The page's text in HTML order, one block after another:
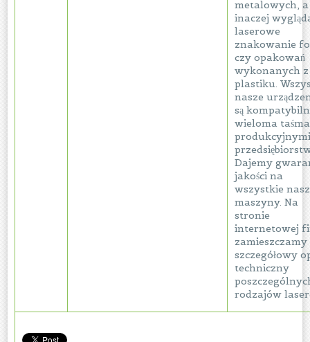
metalowych, a
inaczej
laserowe
znakowanie
czy opakowań
wykonanych z
plastiku.
nasze
są
wieloma
Dajemy
jakości na
wszystkie
maszyny. Na
stronie
internetowej
zamieszczamy
szczegółowy
techniczny
rodzajów